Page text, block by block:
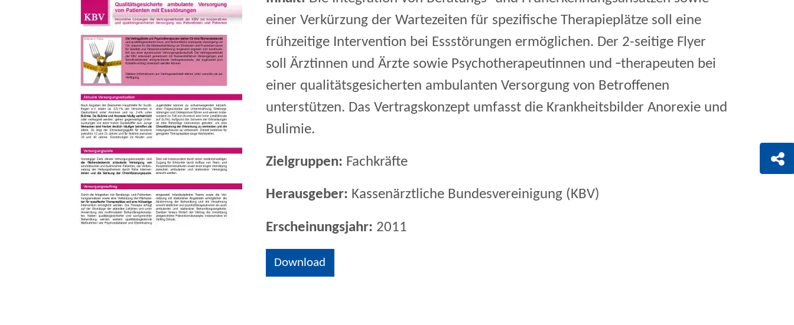
einer Verkürzung der Wartezeiten für spezifische Therapieplätze soll eine
frühzeitige Intervention bei Essstörungen ermöglichen. Der 2-seitige Flyer
soll Ärztinnen und Ärzte sowie Psychotherapeutinnen und ‑therapeuten bei
einer qualitätsgesicherten ambulanten Versorgung von Betroffenen
unterstützen. Das Vertragskonzept umfasst die Krankheitsbilder Anorexie und
Bulimie.
Zielgruppen: Fachkräfte
Herausgeber: Kassenärztliche Bundesvereinigung (KBV)
Erscheinungsjahr: 2011
Download